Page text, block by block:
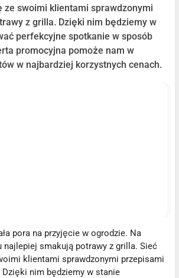
ze swoimi klientami sprawdzonymi
z grilla. Dzięki nim będziemy w
perfekcyjne spotkanie w sposób
promocyjna pomoże nam w
w najbardziej korzystnych cenach.
pora na przyjęcie w ogrodzie. Na
najlepiej smakują potrawy z grilla. Sieć
klientami sprawdzonymi przepisami
nim będziemy w stanie